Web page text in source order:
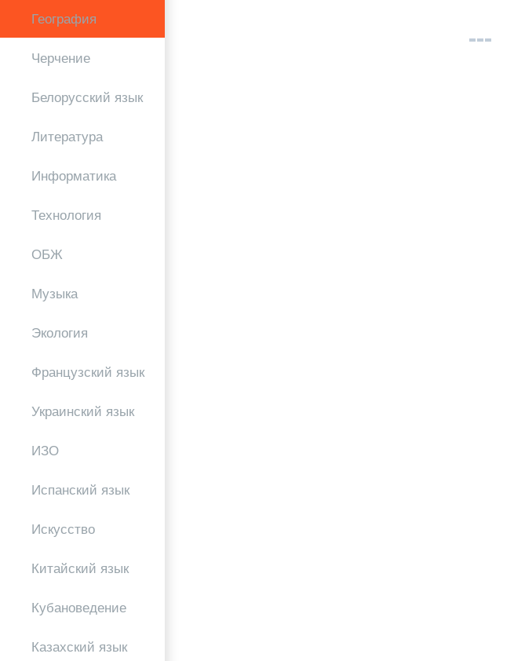
География
Черчение
Белорусский язык
Литература
Информатика
Технология
ОБЖ
Музыка
Экология
Французский язык
Украинский язык
ИЗО
Испанский язык
Искусство
Китайский язык
Кубановедение
Казахский язык